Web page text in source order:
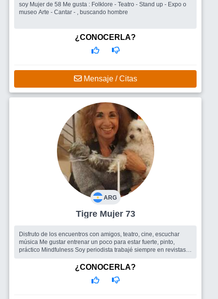
soy Mujer de 58 Me gusta : Folklore - Teatro - Stand up - Expo o
museo Arte - Cantar - , buscando hombre
¿CONOCERLA?
Mensaje / Citas
ARG
Tigre Mujer 73
Disfruto de los encuentros con amigos, teatro, cine, escuchar
música Me gustar entrenar un poco para estar fuerte, pinto,
práctico Mindfulness Soy periodista trabajé siempre en revistas
Amigos para salir , un hombre
¿CONOCERLA?